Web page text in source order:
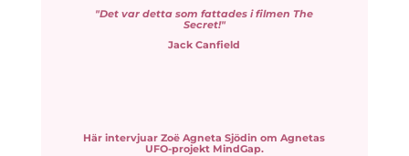
"Det var detta som fattades i filmen The
Secret!"
Jack Canfield
Här intervjuar Zoë Agneta Sjödin om Agnetas
UFO-projekt MindGap.